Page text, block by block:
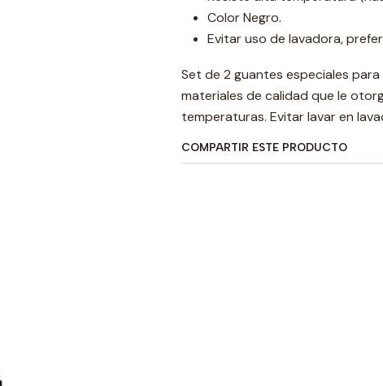
Color Negro.
Evitar uso de lavadora,
Set de 2 guantes especiales
materiales de calidad que le
temperaturas. Evitar lavar en
COMPARTIR ESTE PRODUCTO